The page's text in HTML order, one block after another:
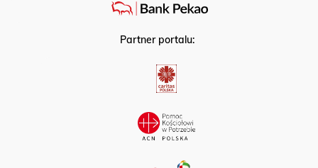
Partner portalu: